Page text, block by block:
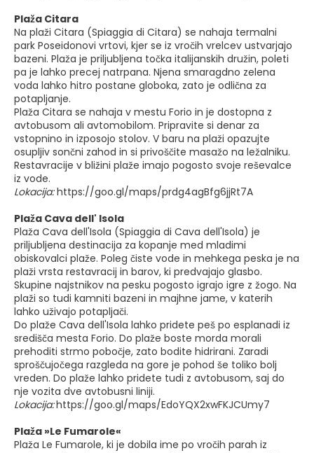
Plaža Citara
Na plaži Citara (Spiaggia di Citara) se nahaja termalni
park Poseidonovi vrtovi, kjer se iz vročih vrelcev ustvarjajo
bazeni. Plaža je priljubljena točka italijanskih družin, poleti
pa je lahko precej natrpana. Njena smaragdno zelena
voda lahko hitro postane globoka, zato je odlična za
potapljanje.
Plaža Citara se nahaja v mestu Forio in je dostopna z
avtobusom ali avtomobilom. Pripravite si denar za
vstopnino in izposojo stolov. V baru na plaži opazujte
osupljiv sončni zahod in si privoščite masažo na ležalniku.
Restavracije v bližini plaže imajo pogosto svoje reševalce
iz vode.
Lokacija: https://goo.gl/maps/prdg4agBfg6jjRt7A
Plaža Cava dell' Isola
Plaža Cava dell'Isola (Spiaggia di Cava dell'Isola) je
priljubljena destinacija za kopanje med mladimi
obiskovalci plaže. Poleg čiste vode in mehkega peska je na
plaži vrsta restavracij in barov, ki predvajajo glasbo.
Skupine najstnikov na pesku pogosto igrajo igre z žogo. Na
plaži so tudi kamniti bazeni in majhne jame, v katerih
lahko uživajo potapljači.
Do plaže Cava dell'Isola lahko pridete peš po esplanadi iz
središča mesta Forio. Do plaže boste morda morali
prehoditi strmo pobočje, zato bodite hidrirani. Zaradi
sproščujočega razgleda na gore je pohod še toliko bolj
vreden. Do plaže lahko pridete tudi z avtobusom, saj do
nje vozita dve avtobusni liniji.
Lokacija:https://goo.gl/maps/EdoYQX2xwFKJCUmy7
Plaža »Le Fumarole«
Plaža Le Fumarole, ki je dobila ime po vročih parah iz